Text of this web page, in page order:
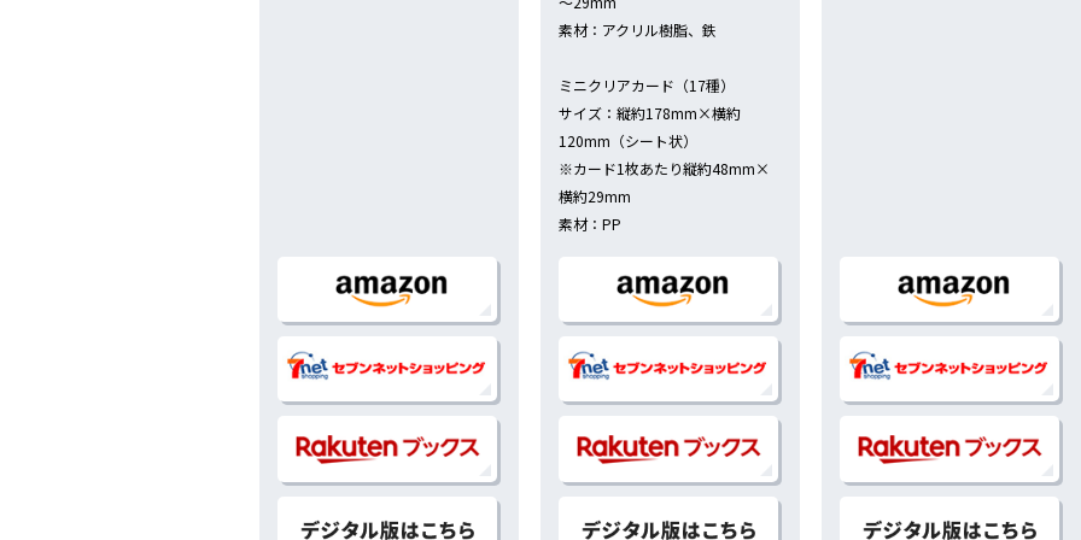
GFC「地縛少年花子くん」15巻 4/27発売記念フェア開催!!
GFC「地縛少年花子くん」第15巻（通常版）（特装版） 4/27発売！
2020.11.18
GFC「地縛少年花子くん」14巻 11/27発売記念フェア開催!!
2020.11.18
GFC「地縛少年花子くん」第14巻 11/27発売！
2020.05.18
>GFC「地縛少年花子くん」13巻 5/27発売記念フェア開催!!
2020.05.18
素材：アクリル樹脂、鉄
ミニクリアカード（17種）
サイズ：縦約178mm×横約
120mm（シート状）
※カード1枚あたり縦約48mm×
横約29mm
素材：PP